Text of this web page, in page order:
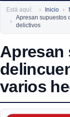
Está aquí: Inicio
Apresan supuestos
delictivos
Apresan
varios